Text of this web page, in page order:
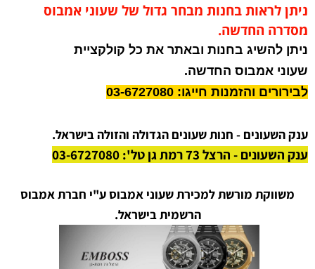
ניתן לראות בחנות מבחר גדול של שעוני אמבוס
מסדרה החדשה.
ניתן להשיג בחנות ובאתר את כל קולקציית
שעוני אמבוס החדשה.
לבירורים והזמנות חייגו: 03-6727080
ענק השעונים - חנות שעונים הגדולה והזולה בישראל.
ענק השעונים - הרצל 73 רמת גן טל': 03-6727080
משווקת מורשת למכירת שעוני אמבוס ע"י חברת אמבוס
הרשמית בישראל.